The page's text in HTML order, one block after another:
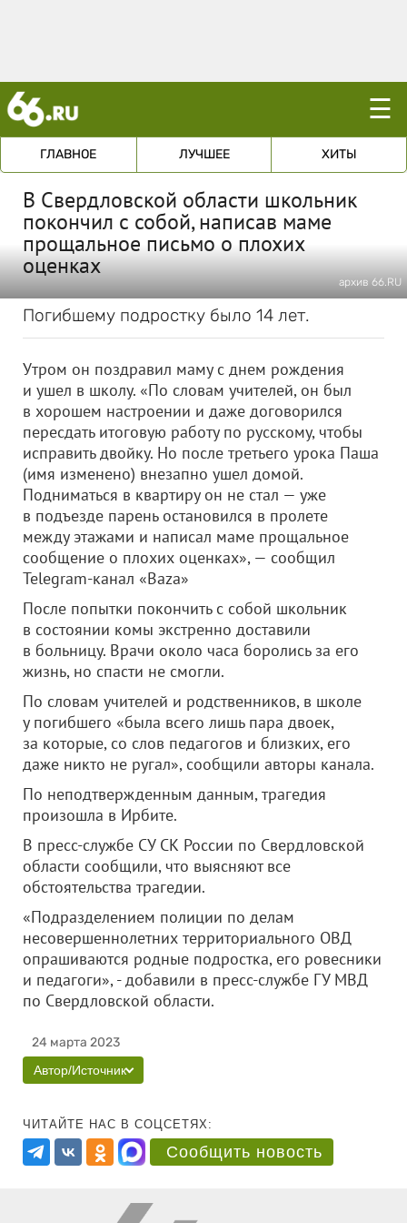
☰
ГЛАВНОЕ ЛУЧШЕЕ ХИТЫ
В Свердловской области школьник
покончил с собой, написав маме
прощальное письмо о плохих
оценках
архив 66.RU
Погибшему подростку было 14 лет.
Утром он поздравил маму с днем рождения
и ушел в школу. «По словам учителей, он был
в хорошем настроении и даже договорился
пересдать итоговую работу по русскому, чтобы
исправить двойку. Но после третьего урока Паша
(имя изменено) внезапно ушел домой.
Подниматься в квартиру он не стал — уже
в подъезде парень остановился в пролете
между этажами и написал маме прощальное
сообщение о плохих оценках», — сообщил
Telegram-канал «Baza»
После попытки покончить с собой школьник
в состоянии комы экстренно доставили
в больницу. Врачи около часа боролись за его
жизнь, но спасти не смогли.
По словам учителей и родственников, в школе
у погибшего «была всего лишь пара двоек,
за которые, со слов педагогов и близких, его
даже никто не ругал», сообщили авторы канала.
По неподтвержденным данным, трагедия
произошла в Ирбите.
В пресс-службе СУ СК России по Свердловской
области сообщили, что выясняют все
обстоятельства трагедии.
«Подразделением полиции по делам
несовершеннолетних территориального ОВД
опрашиваются родные подростка, его ровесники
и педагоги», - добавили в пресс-службе ГУ МВД
по Свердловской области.
24 марта 2023
Автор/Источник
ЧИТАЙТЕ НАС В СОЦСЕТЯХ:
Сообщить новость